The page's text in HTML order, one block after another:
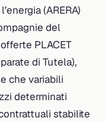
(ARERA)
del
PLACET
di Tutela),
che variabili
determinati
stabilite